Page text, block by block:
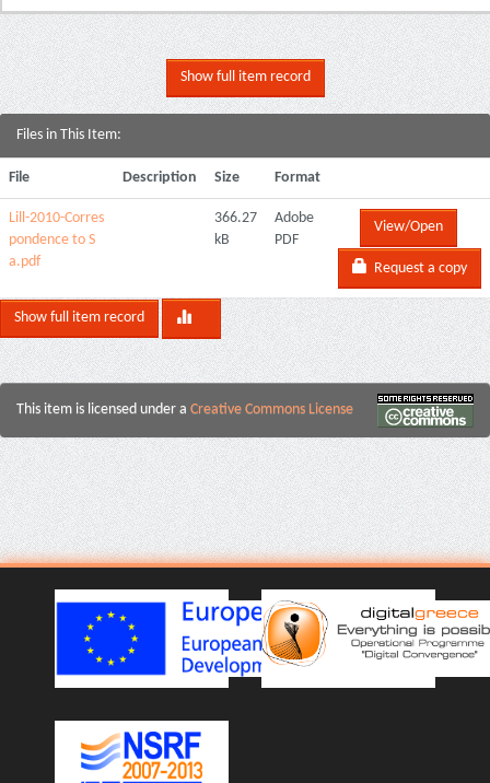
Show full item record
Files in This Item:
File Description Size Format
Lill-2010-Corres
pondence to S
a.pdf
366.27
kB
Adobe
PDF
View/Open
Request a copy
Show full item record
This item is licensed under a Creative Commons License